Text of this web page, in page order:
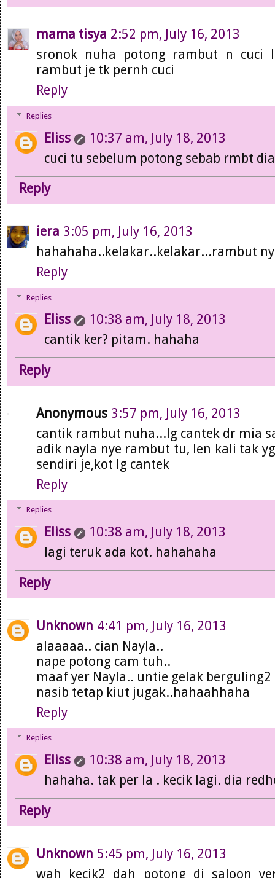
mama tisya 2:52 pm, July 16, 2013
sronok nuha potong rambut n cuci
rambut je tk pernh cuci
Reply
Replies
Eliss
10:37 am, July 18, 2013
cuci tu sebelum potong sebab rmbt
Reply
iera 3:05 pm, July 16, 2013
hahahaha..kelakar..kelakar...rambut
Reply
Replies
Eliss
10:38 am, July 18, 2013
cantik ker? pitam. hahaha
Reply
Anonymous 3:57 pm, July 16, 2013
cantik rambut nuha...lg cantek dr mia
adik nayla nye rambut tu, len kali tak
sendiri je,kot lg cantek
Reply
Replies
Eliss
10:38 am, July 18, 2013
lagi teruk ada kot. hahahaha
Reply
Unknown 4:41 pm, July 16, 2013
alaaaaa.. cian Nayla..
nape potong cam tuh..
maaf yer Nayla.. untie gelak berguling2
nasib tetap kiut jugak..hahaahhaha
Reply
Replies
Eliss
10:38 am, July 18, 2013
hahaha. tak per la . kecik lagi. dia
Reply
Unknown 5:45 pm, July 16, 2013
wah kecik2 dah potong di saloon